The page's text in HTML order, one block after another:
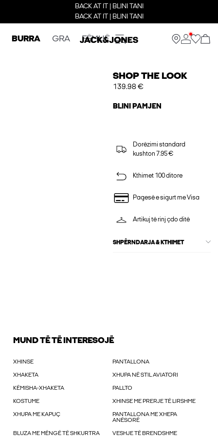
BACK AT IT | BLINI TANI
BACK AT IT | BLINI TANI
BURRA GRA FËMIJË
SHOP THE LOOK
139.98 €
BLINI PAMJEN
Dorëzimi standard
kushton 7.95 €
Kthimet 100 ditore
Pagesë e sigurt me Visa
Artikuj të rinj çdo ditë
SHPËRNDARJA & KTHIMET
MUND TË TË INTERESOJË
XHINSE PANTALLONA
XHAKETA XHUPA NË STIL AVIATORI
KËMISHA-XHAKETA PALLTO
KOSTUME XHINSE ME PRERJE TË LIRSHME
XHUPA ME KAPUÇ
PANTALLONA ME XHEPA
ANËSORË
BLUZA ME MËNGË TË SHKURTRA VESHJE TË BRENDSHME